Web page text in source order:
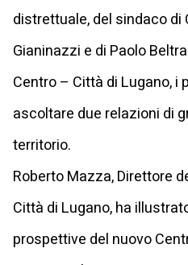
distrettuale, del sindaco di
Gianinazzi e di Paolo
Centro – Città di Lugano,
ascoltare due relazioni di
territorio.
Roberto Mazza, Direttore
Città di Lugano, ha
prospettive del nuovo